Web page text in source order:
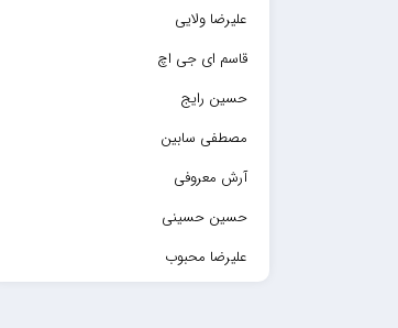
علیرضا ولایی
قاسم ای جی اچ
حسین رایج
مصطفی سابین
آرش معروفی
حسین حسینی
علیرضا محبوب